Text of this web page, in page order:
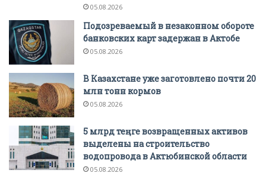
05.08.2026
Подозреваемый в незаконном обороте
банковских карт задержан в Актобе
05.08.2026
В Казахстане уже заготовлено почти 20
млн тонн кормов
05.08.2026
5 млрд теңге возвращенных активов
выделены на строительство
водопровода в Актюбинской области
05.08.2026